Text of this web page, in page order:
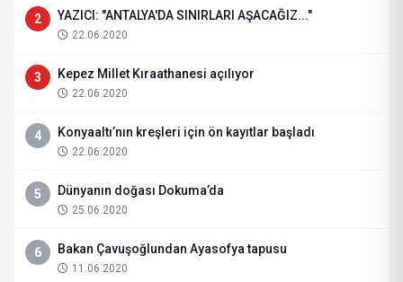
2 YAZICI: "ANTALYA'DA SINIRLARI AŞACAĞIZ..."
22.06.2020
3 Kepez Millet Kıraathanesi açılıyor
22.06.2020
4 Konyaaltı’nın kreşleri için ön kayıtlar başladı
22.06.2020
5 Dünyanın doğası Dokuma’da
25.06.2020
6 Bakan Çavuşoğlundan Ayasofya tapusu
11.06.2020